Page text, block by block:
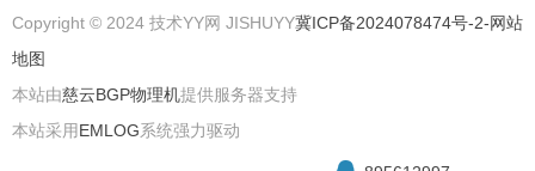
Copyright © 2024 技术YY网 JISHUYY冀ICP备2024078474号-2-网站
地图
本站由慈云BGP物理机提供服务器支持
本站采用EMLOG系统强力驱动